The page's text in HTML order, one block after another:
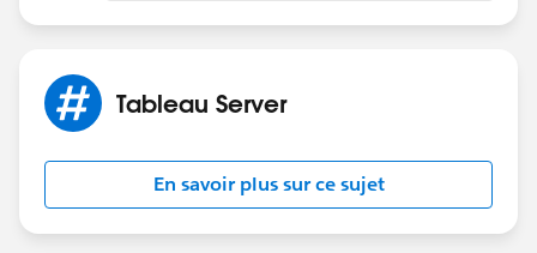
Tableau Server
En savoir plus sur ce sujet